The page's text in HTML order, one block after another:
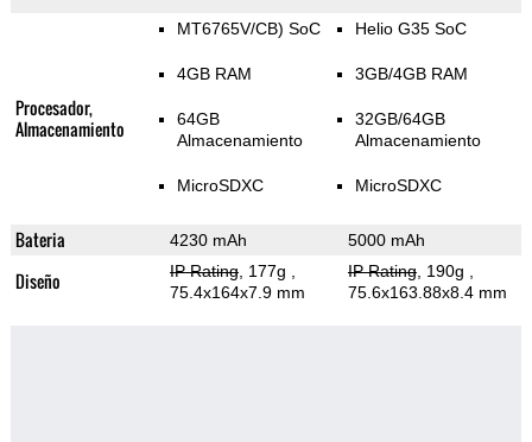
Procesador,
Almacenamiento
MT6765V/CB) SoC
4GB RAM
64GB
Almacenamiento
MicroSDXC
Helio G35 SoC
3GB/4GB RAM
32GB/64GB
Almacenamiento
MicroSDXC
Bateria 4230 mAh 5000 mAh
Diseño IP Rating, 177g
75.4x164x7.9 mm
IP Rating, 190g
75.6x163.88x8.4 mm